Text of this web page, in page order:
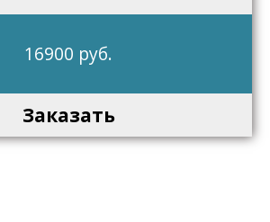
16900 руб.
Заказать